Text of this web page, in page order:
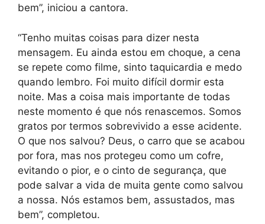
bem”, iniciou a cantora.
“Tenho muitas coisas para dizer nesta
mensagem. Eu ainda estou em choque, a cena
se repete como filme, sinto taquicardia e medo
quando lembro. Foi muito difícil dormir esta
noite. Mas a coisa mais importante de todas
neste momento é que nós renascemos. Somos
gratos por termos sobrevivido a esse acidente.
O que nos salvou? Deus, o carro que se acabou
por fora, mas nos protegeu como um cofre,
evitando o pior, e o cinto de segurança, que
pode salvar a vida de muita gente como salvou
a nossa. Nós estamos bem, assustados, mas
bem”, completou.